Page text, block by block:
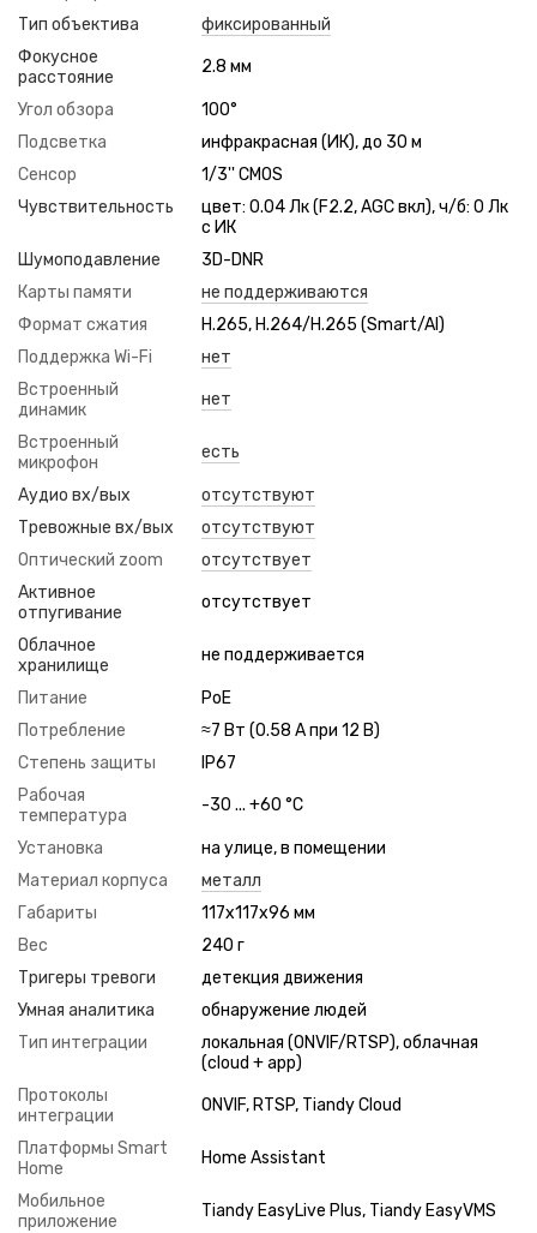
Тип объектива
фиксированный
Фокусное
расстояние
2.8 мм
Угол обзора
100°
Подсветка
инфракрасная (ИК), до 30 м
Сенсор
1/3'' CMOS
Чувствительность
цвет: 0.04 Лк (F2.2, AGC вкл), ч/б: 0 Лк
с ИК
Шумоподавление
3D-DNR
Карты памяти
не поддерживаются
Формат сжатия
H.265, H.264/H.265 (Smart/AI)
Поддержка Wi-Fi
нет
Встроенный
динамик
нет
Встроенный
микрофон
есть
Аудио вх/вых
отсутствуют
Тревожные вх/вых
отсутствуют
Оптический zoom
отсутствует
Активное
отпугивание
отсутствует
Облачное
хранилище
не поддерживается
Питание
PoE
Потребление
≈7 Вт (0.58 А при 12 В)
Степень защиты
IP67
Рабочая
температура
-30 ... +60 °C
Установка
на улице, в помещении
Материал корпуса
металл
Габариты
117x117x96 мм
Вес
240 г
Тригеры тревоги
детекция движения
Умная аналитика
обнаружение людей
Тип интеграции
локальная (ONVIF/RTSP), облачная
(cloud + app)
Протоколы
интеграции
ONVIF, RTSP, Tiandy Cloud
Платформы Smart
Home
Home Assistant
Мобильное
приложение
Tiandy EasyLive Plus, Tiandy EasyVMS